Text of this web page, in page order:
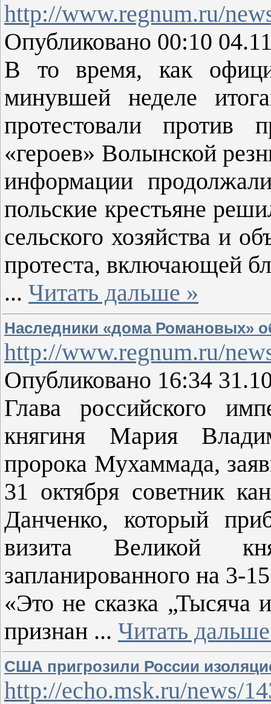
http://www.regnum.ru/
Опубликовано 00:10
В то время, как
минувшей неделе
протестовали против
«героев» Волынской
информации
польские крестьяне
сельского хозяйства и
протеста, включающей
... Читать дальше »
Наследники «дома Романовых»
http://www.regnum.ru/
Опубликовано 16:34
Глава российского
княгиня Мария
пророка Мухаммада,
31 октября советник
Данченко, который
визита Великой
запланированного на 3-
«Это не сказка „Тысяча
признан ... Читать
США пригрозили России
http://echo.msk.ru/news/